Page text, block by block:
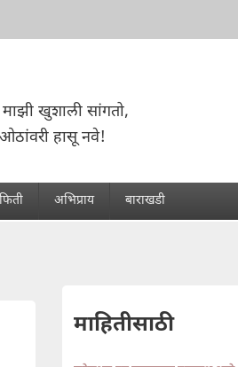
खुशाली सांगतो,
हासू नवे!
अभिप्राय बाराखडी
माहितीसाठी